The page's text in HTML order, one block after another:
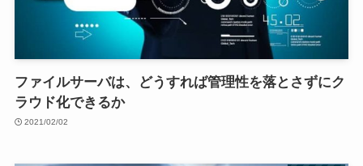
ファイルサーバは、どうすれば管理性を落とさずにク
ラウド化できるか
2021/02/02